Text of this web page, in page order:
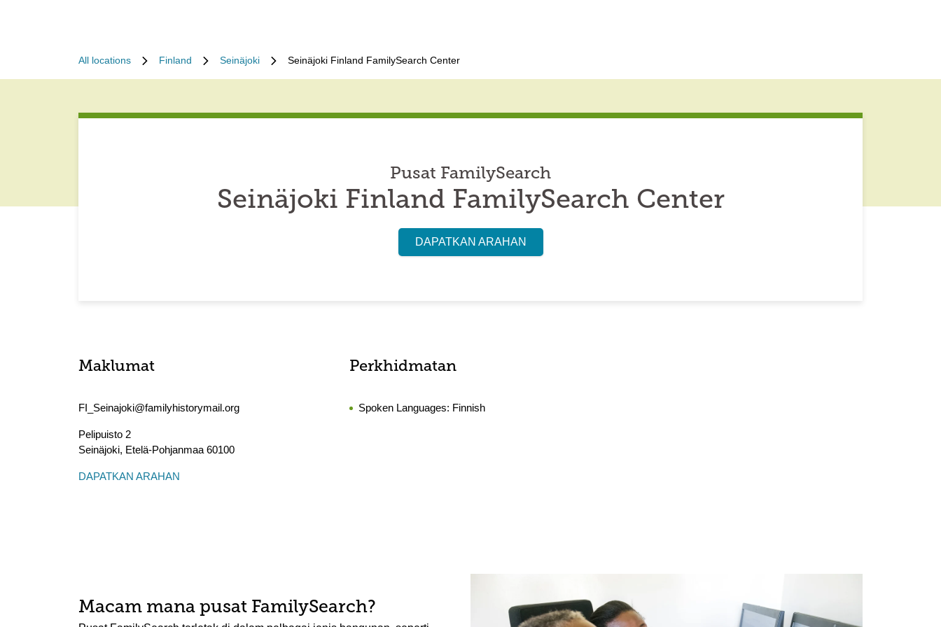
All locations Finland Seinäjoki Seinäjoki Finland FamilySearch Center
Pusat FamilySearch
Seinäjoki Finland FamilySearch Center
DAPATKAN ARAHAN
Maklumat
FI_Seinajoki@familyhistorymail.org
Pelipuisto 2
Seinäjoki, Etelä-Pohjanmaa 60100
DAPATKAN ARAHAN
Perkhidmatan
Spoken Languages: Finnish
Macam mana pusat FamilySearch?